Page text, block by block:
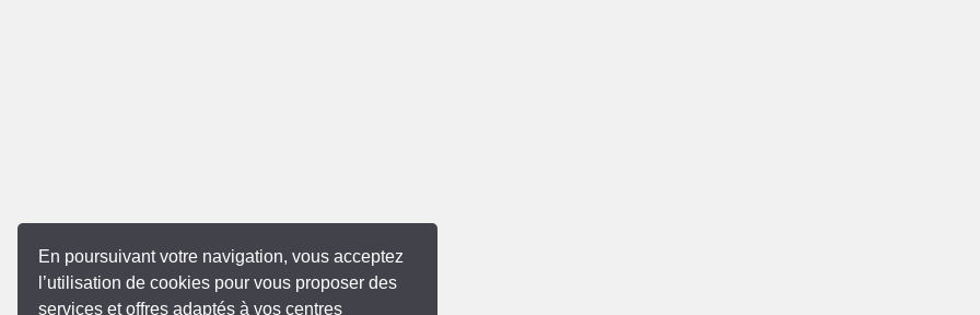
En poursuivant votre navigation, vous acceptez
l’utilisation de cookies pour vous proposer des
services et offres adaptés à vos centres